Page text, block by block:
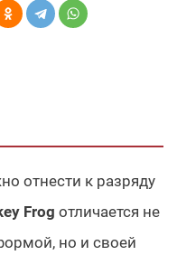
отнести к разряду
Frog отличается не
но и своей